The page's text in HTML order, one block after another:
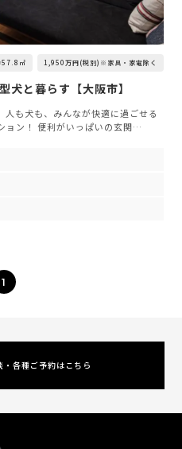
57.8㎡ 1,950万円(税別)※家具・家電除く
犬と暮らす【大阪市】
も犬も、みんなが快適に過ごせる
ョン！ 便利がいっぱいの玄関…
1
・各種ご予約はこちら